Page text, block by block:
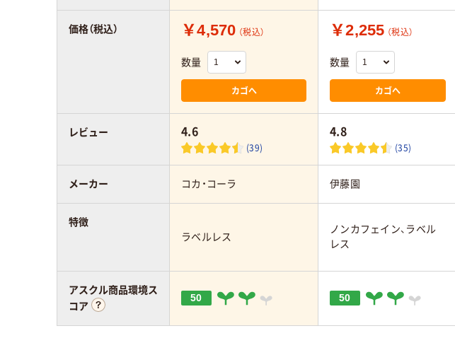
価格（税込） ￥4,570 （税込）
数量
カゴへ
￥2,255 （税込）
数量
カゴへ
レビュー 4.6
(39)
4.8
(35)
メーカー コカ・コーラ 伊藤園
特徴
ラベルレス
ノンカフェイン、ラベル
レス
アスクル商品環境ス
コア
50 50